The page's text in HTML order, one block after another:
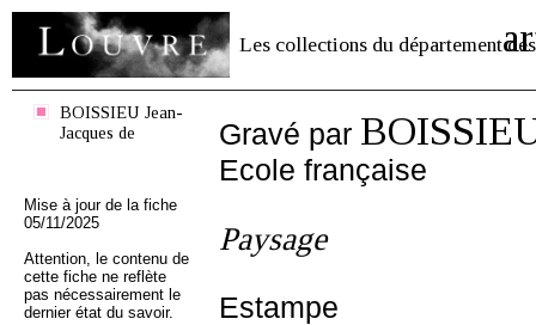
Les collections du département des
BOISSIEU Jean-
Jacques de
Mise à jour de la fiche
05/11/2025
Attention, le contenu de
cette fiche ne reflète
pas nécessairement le
dernier état du savoir.
Gravé par
Ecole française
Paysage
Estampe